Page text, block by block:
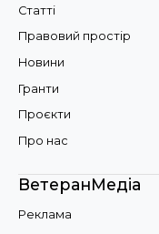
Статті
Правовий простір
Новини
Гранти
Проєкти
Про нас
ВетеранМедіа
Реклама